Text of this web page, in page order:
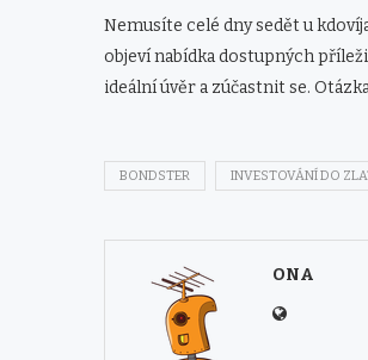
Nemusíte celé dny sedět u
objeví nabídka dostupných
ideální úvěr a zúčastnit se.
BONDSTER INVESTOVÁNÍ DO
ONA